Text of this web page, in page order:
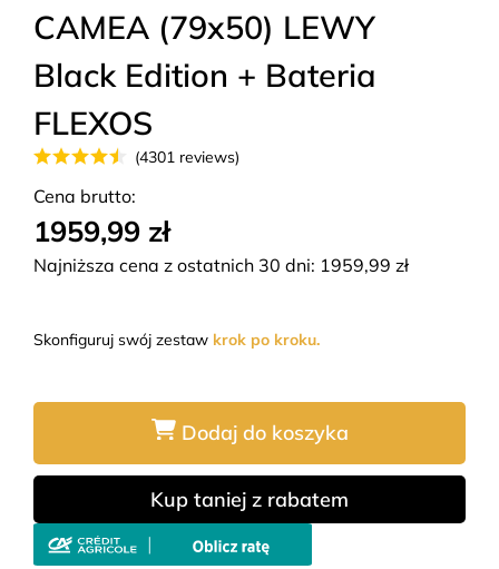
CAMEA (79x50) LEWY
Black Edition + Bateria
FLEXOS
(4301 reviews)
Cena brutto:
1959,99 zł
Najniższa cena z ostatnich 30 dni: 1959,99 zł
Skonfiguruj swój zestaw krok po kroku.
Dodaj do koszyka
Kup taniej z rabatem